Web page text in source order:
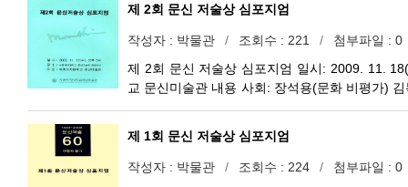
제 2회 문신 저술상 심포지엄
작성자 박물관 조회수 221 첨부파일
0
제 2회 문신 저술상 심포지엄 일시: 2009. 11.
교 문신미술관 내용 사회: 장석용(문화 비평가)
위한 방향설정: 조각가 문신 그리고 문신 예술
원 미술이론 석사) 욕망과 타부의 접점-문신 조
제 1회 문신 저술상 심포지엄
작성자 박물관 조회수 224 첨부파일
0